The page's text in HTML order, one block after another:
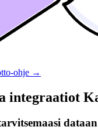
ohje →
integraatiot
dataan